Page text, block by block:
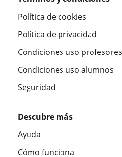
Política de cookies
Política de privacidad
Condiciones uso profesores
Condiciones uso alumnos
Seguridad
Descubre más
Ayuda
Cómo funciona